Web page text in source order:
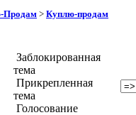
Продам> Куплю-продам
Заблокированная
тема
Прикрепленная
тема
Голосование